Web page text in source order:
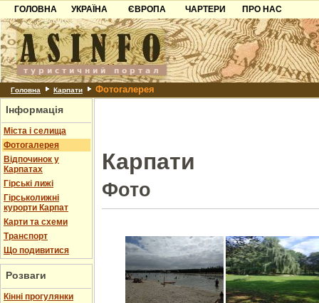
ГОЛОВНА
УКРАЇНА
Карпати
Азов
Причорноморря
Шацьк
ЄВРОПА
Чорногорія
Хорватія
Болгарія
Албанія
ЧАРТЕРИ
ПРО НАС
Контакти
Партнерам
Додати готель
Головна Карпати Фотогалерея
Інформація
Міста і селища
Фотогалерея
Відпочинок у
Карпатах
Гірські лижі
Гірськолижні
курорти Карпат
Карти та схеми
Транспорт
Що подивитися
Розваги
Кінні прогулянки
Карпати
Фото